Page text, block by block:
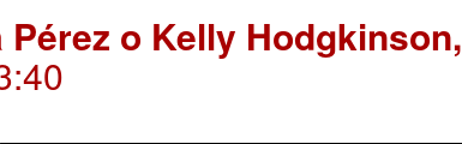
o Kelly Hodgkinson,